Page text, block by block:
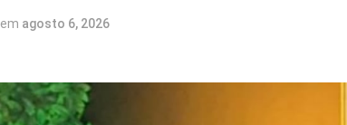
em agosto 6, 2026